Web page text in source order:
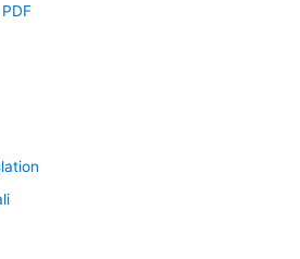
PDF